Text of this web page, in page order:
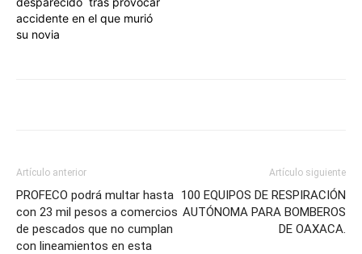
accidente en el que murió
su novia
Artículo anterior
PROFECO podrá multar hasta
con 23 mil pesos a comercios
de pescados que no cumplan
con lineamientos en esta
Artículo siguiente
100 EQUIPOS DE RESPIRACIÓN
AUTÓNOMA PARA BOMBEROS
DE OAXACA.